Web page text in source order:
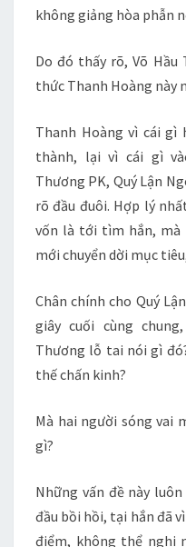
không giảng hòa phẫn
Do đó thấy rõ, Võ Hầu
thức Thanh Hoàng này
Thanh Hoàng vì cái
thành, lại vì cái gì
Thương PK, Quý Lận
rõ đầu đuôi. Hợp lý
vốn là tới tìm hắn, mà
mới chuyển dời mục
Chân chính cho Quý
giây cuối cùng
Thương lỗ tai nói gì
thế chấn kinh?
Mà hai người sóng vai
gì?
Những vấn đề này
đầu bồi hồi, tại hắn đã
điểm, không thể nghi